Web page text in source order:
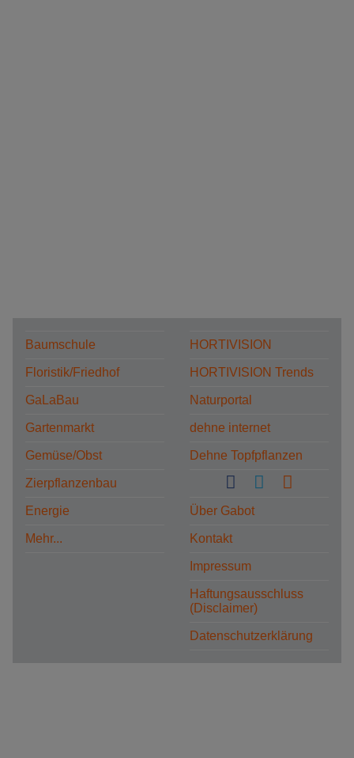
Baumschule
Floristik/Friedhof
GaLaBau
Gartenmarkt
Gemüse/Obst
Zierpflanzenbau
Energie
Mehr...
HORTIVISION
HORTIVISION Trends
Naturportal
dehne internet
Dehne Topfpflanzen
Über Gabot
Kontakt
Impressum
Haftungsausschluss
(Disclaimer)
Datenschutzerklärung